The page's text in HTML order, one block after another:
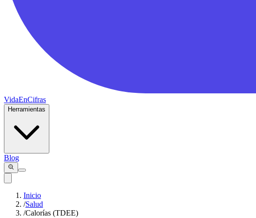
VidaEnCifras
Herramientas
Blog
Inicio
/Salud
/Calorías (TDEE)